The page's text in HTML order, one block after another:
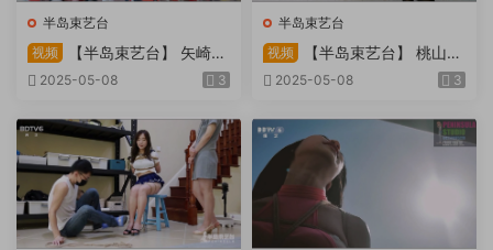
半岛束艺台
视频
【半岛束艺台】 矢崎
物业为您服务
2025-05-08 3
半岛束艺台
视频
【半岛束艺台】 桃山漫
画改编03 团缚美女超刺激玩
2025-05-08 3